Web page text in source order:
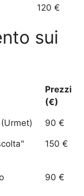
120 €
sui
Prezzi
(€)
90 €
150 €
90 €